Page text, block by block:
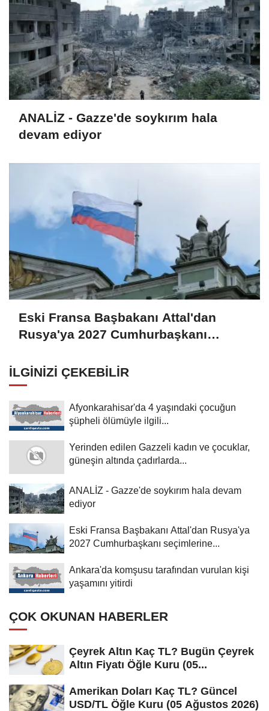
ANALİZ - Gazze'de soykırım hala
devam ediyor
Eski Fransa Başbakanı Attal'dan
Rusya'ya 2027 Cumhurbaşkanı
İLGINIZI ÇEKEBILIR
Afyonkarahisar'da 4 yaşındaki çocuğun
şüpheli ölümüyle ilgili...
Yerinden edilen Gazzeli kadın ve çocuklar,
güneşin altında çadırlarda...
ANALİZ - Gazze'de soykırım hala devam
ediyor
Eski Fransa Başbakanı Attal'dan Rusya'ya
2027 Cumhurbaşkanı seçimlerine...
Ankara'da komşusu tarafından vurulan kişi
yaşamını yitirdi
ÇOK OKUNAN HABERLER
Çeyrek Altın Kaç TL? Bugün Çeyrek
Altın Fiyatı Öğle Kuru (05...
Amerikan Doları Kaç TL? Güncel
USD/TL Öğle Kuru (05 Ağustos 2026)